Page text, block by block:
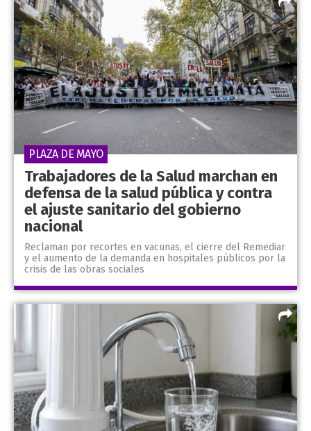
Trabajadores de la Salud marchan en
defensa de la salud pública y contra
el ajuste sanitario del gobierno
nacional
Reclaman por recortes en vacunas, el cierre del Remediar
y el aumento de la demanda en hospitales públicos por la
crisis de las obras sociales
PLAZA DE MAYO